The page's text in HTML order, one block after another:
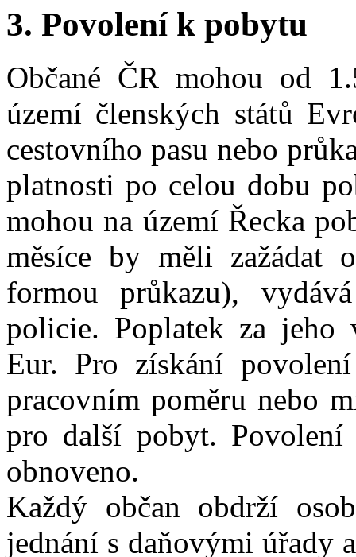
3. Povolení k pobytu
Občané ČR mohou od
území členských států
cestovního pasu nebo
platnosti po celou dobu
mohou na území Řecka
měsíce by měli zažádat
formou průkazu),
policie. Poplatek za jeho
Eur. Pro získání
pracovním poměru nebo
pro další pobyt.
obnoveno.
Každý občan obdrží
jednání s daňovými úřady